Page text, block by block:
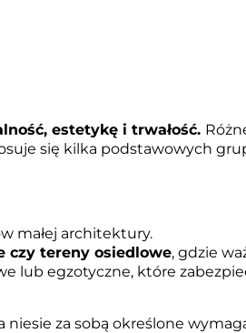
estetykę i trwałość.
się kilka podstawowych
małej architektury.
czy tereny osiedlowe, gdzie
lub egzotyczne, które
za sobą określone